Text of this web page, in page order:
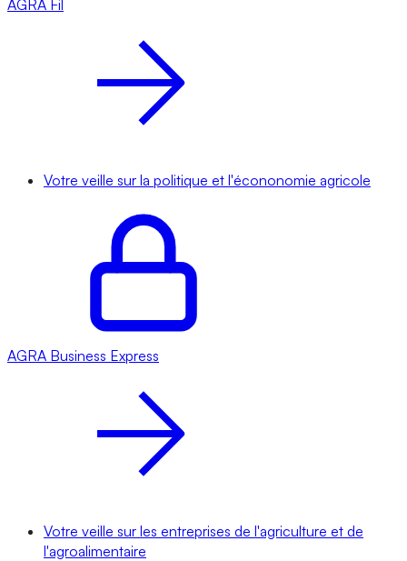
AGRA Fil
Votre veille sur la politique et l'écononomie agricole
AGRA Business Express
Votre veille sur les entreprises de l'agriculture et de
l'agroalimentaire